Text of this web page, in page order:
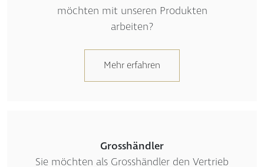
arbeiten?
Mehr erfahren
Sie möchten als Grosshändler den Vertrieb
unserer Produkte in einem Land